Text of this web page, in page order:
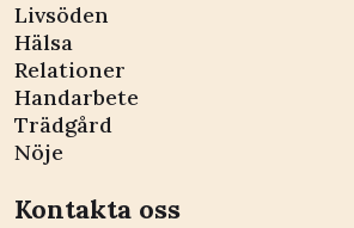
Livsöden
Hälsa
Relationer
Handarbete
Trädgård
Nöje
Kontakta oss